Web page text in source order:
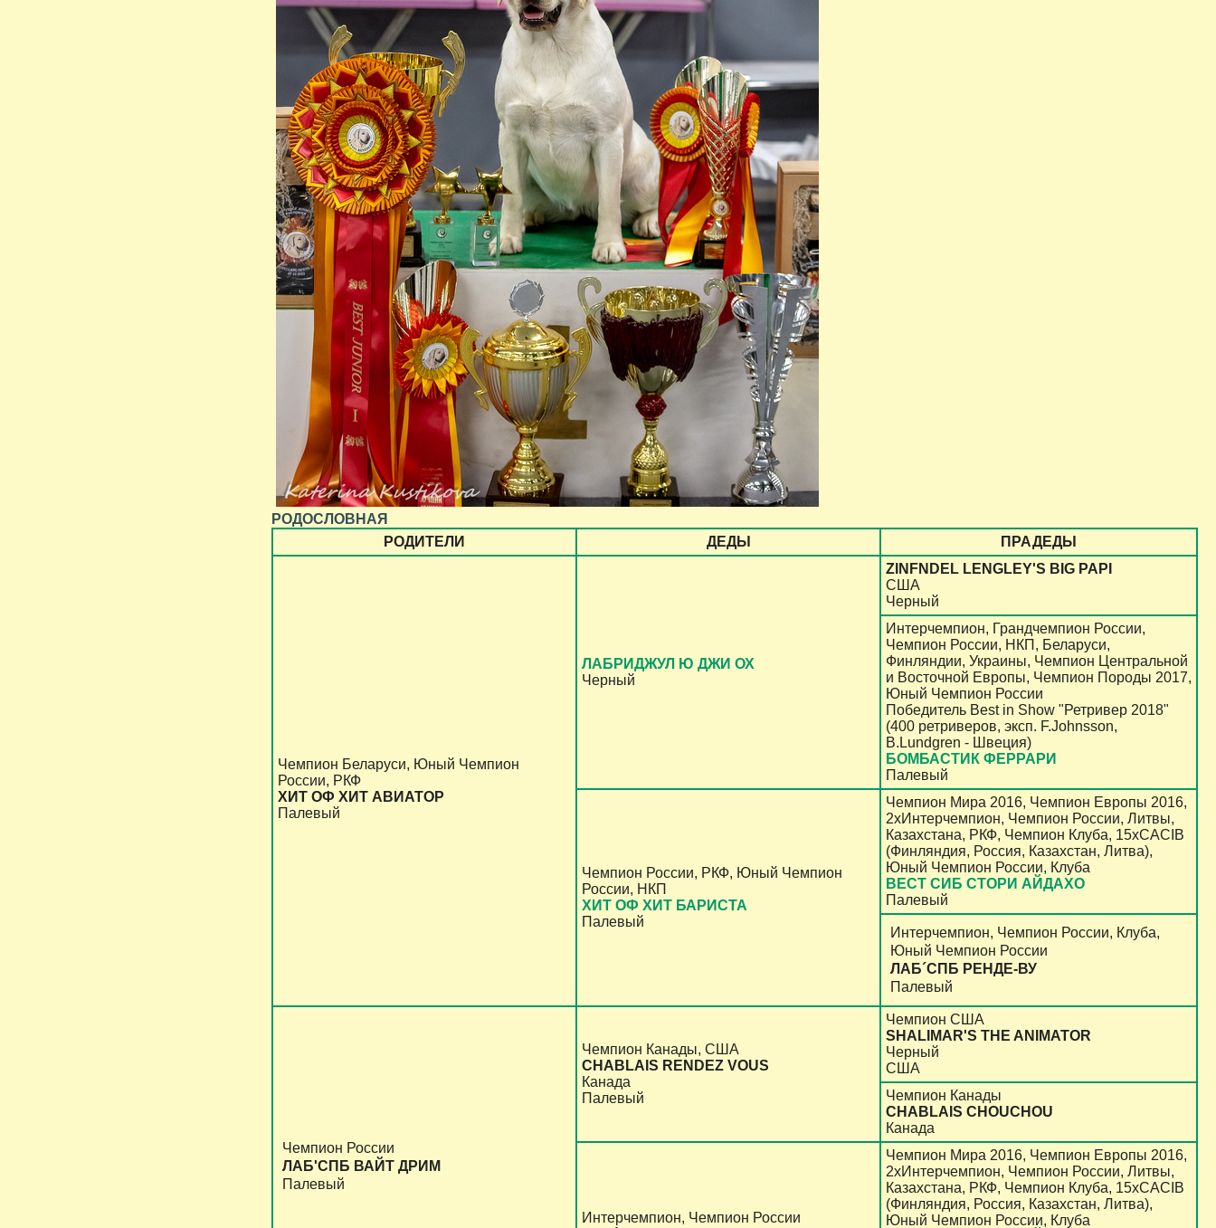
РОДОСЛОВНАЯ
РОДИТЕЛИ
ДЕДЫ ПРАДЕДЫ
Чемпион Беларуси, Юный Чемпион
России, РКФ
ХИТ ОФ ХИТ АВИАТОР
Палевый
ЛАБРИДЖУЛ Ю ДЖИ ОХ
Черный
ZINFNDEL LENGLEY'S BIG PAPI
США
Черный
Интерчемпион, Грандчемпион России,
Чемпион России, НКП, Беларуси,
Финляндии, Украины, Чемпион Центральной
и Восточной Европы, Чемпион Породы 2017,
Юный Чемпион России
Победитель Best in Show "Ретривер 2018"
(400 ретриверов, эксп. F.Johnsson,
B.Lundgren - Швеция)
БОМБАСТИК ФЕРРАРИ
Палевый
Чемпион России, РКФ, Юный Чемпион
России, НКП
ХИТ ОФ ХИТ БАРИСТА
Палевый
Чемпион Мира 2016, Чемпион Европы 2016,
2хИнтерчемпион, Чемпион России, Литвы,
Казахстана, РКФ, Чемпион Клуба, 15хCACIB
(Финляндия, Россия, Казахстан, Литва),
Юный Чемпион России, Клуба
ВЕСТ СИБ СТОРИ АЙДАХО
Палевый
Интерчемпион, Чемпион России, Клуба,
Юный Чемпион России
ЛАБ´СПБ РЕНДЕ-ВУ
Палевый
Чемпион России
ЛАБ'СПБ ВАЙТ ДРИМ
Палевый
Чемпион Канады, США
CHABLAIS RENDEZ VOUS
Канада
Палевый
Чемпион США
SHALIMAR'S THE ANIMATOR
Черный
США
Чемпион Канады
CHABLAIS CHOUCHOU
Канада
Интерчемпион, Чемпион России
Чемпион Мира 2016, Чемпион Европы 2016,
2хИнтерчемпион, Чемпион России, Литвы,
Казахстана, РКФ, Чемпион Клуба, 15хCACIB
(Финляндия, Россия, Казахстан, Литва),
Юный Чемпион России, Клуба